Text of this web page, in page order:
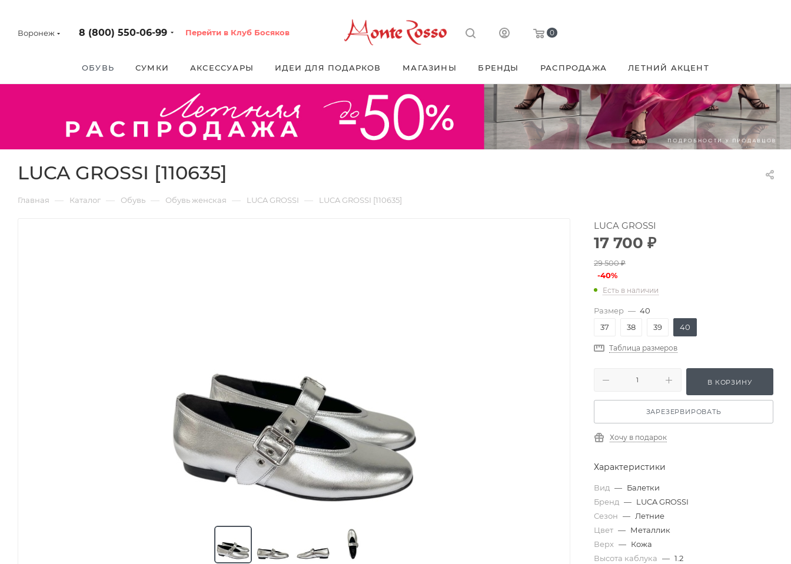
Воронеж 8 (800) 550-06-99 Перейти в Клуб Босяков 0
ОБУВЬ СУМКИ АКСЕССУАРЫ ИДЕИ ДЛЯ ПОДАРКОВ МАГАЗИНЫ БРЕНДЫ РАСПРОДАЖА ЛЕТНИЙ АКЦЕНТ
LUCA GROSSI [110635]
Главная — Каталог — Обувь — Обувь женская — LUCA GROSSI — LUCA GROSSI [110635]
LUCA GROSSI
17 700 ₽
29 500₽
-40%
Есть в наличии
Размер — 40
37
38 39 40
Таблица размеров
В КОРЗИНУ
ЗАРЕЗЕРВИРОВАТЬ
Хочу в подарок
Характеристики
Вид — Балетки
Бренд — LUCA GROSSI
Сезон — Летние
Цвет — Металлик
Верх — Кожа
Высота каблука — 1.2